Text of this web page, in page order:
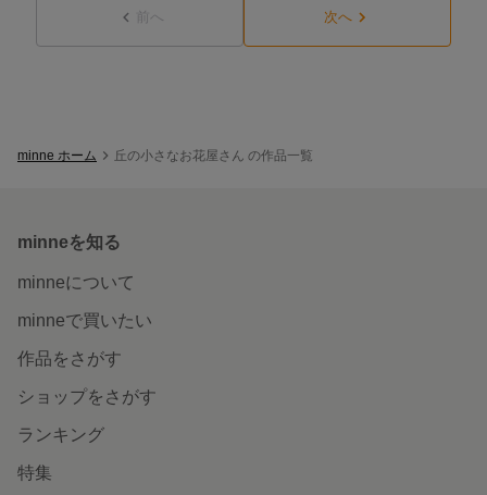
前へ 次へ
minne ホーム 丘の小さなお花屋さん の作品一覧
minneを知る
minneについて
minneで買いたい
作品をさがす
ショップをさがす
ランキング
特集